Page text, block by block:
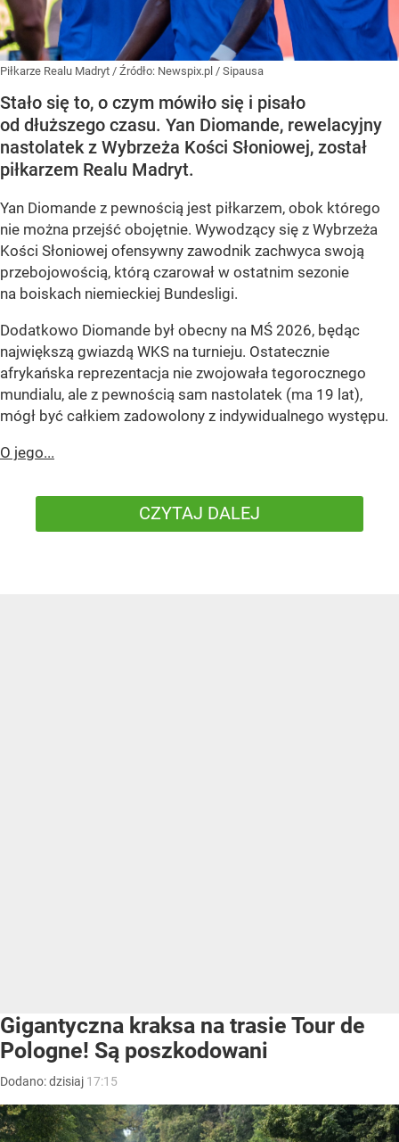
Piłkarze Realu Madryt / Źródło: Newspix.pl / Sipausa
Stało się to, o czym mówiło się i pisało
od dłuższego czasu. Yan Diomande, rewelacyjny
nastolatek z Wybrzeża Kości Słoniowej, został
piłkarzem Realu Madryt.
Yan Diomande z pewnością jest piłkarzem, obok którego
nie można przejść obojętnie. Wywodzący się z Wybrzeża
Kości Słoniowej ofensywny zawodnik zachwyca swoją
przebojowością, którą czarował w ostatnim sezonie
na boiskach niemieckiej Bundesligi.
Dodatkowo Diomande był obecny na MŚ 2026, będąc
największą gwiazdą WKS na turnieju. Ostatecznie
afrykańska reprezentacja nie zwojowała tegorocznego
mundialu, ale z pewnością sam nastolatek (ma 19 lat),
mógł być całkiem zadowolony z indywidualnego występu.
O jego...
CZYTAJ DALEJ
Gigantyczna kraksa na trasie Tour de
Pologne! Są poszkodowani
Dodano:dzisiaj 17:15